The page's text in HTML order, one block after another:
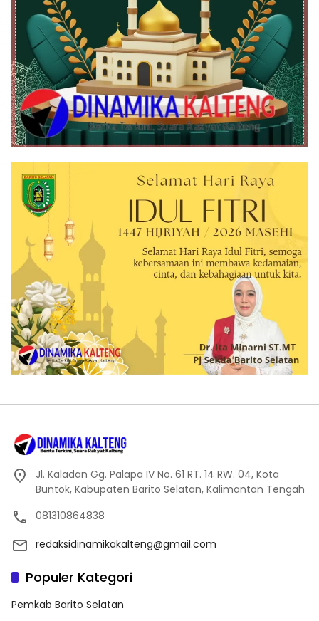
Jl. Kaladan Gg. Palapa IV No. 61 RT. 14 RW. 04, Kota
Buntok, Kabupaten Barito Selatan, Kalimantan Tengah
081310864838
redaksidinamikakalteng@gmail.com
Populer Kategori
Pemkab Barito Selatan